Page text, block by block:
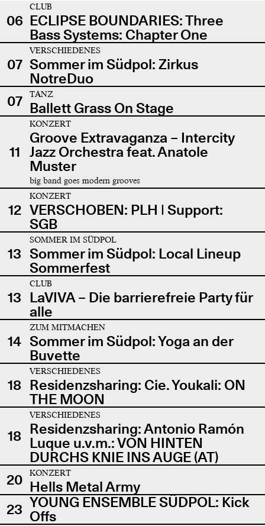
06
CLUB
ECLIPSE BOUNDARIES: Three
Bass Systems: Chapter One
07
VERSCHIEDENES
Sommer im Südpol: Zirkus
NotreDuo
07
TANZ
Ballett Grass On Stage
11
KONZERT
Groove Extravaganza – Intercity
Jazz Orchestra feat. Anatole
Muster
big band goes modern grooves
12
KONZERT
VERSCHOBEN: PLH | Support:
SGB
13
SOMMER IM SÜDPOL
Sommer im Südpol: Local Lineup
Sommerfest
13
CLUB
LaVIVA – Die barrierefreie Party für
alle
14
ZUM MITMACHEN
Sommer im Südpol: Yoga an der
Buvette
18
VERSCHIEDENES
Residenzsharing: Cie. Youkali: ON
THE MOON
18
VERSCHIEDENES
Residenzsharing: Antonio Ramón
Luque u.v.m.: VON HINTEN
DURCHS KNIE INS AUGE (AT)
20
KONZERT
Hells Metal Army
23 YOUNG ENSEMBLE SÜDPOL: Kick
Offs